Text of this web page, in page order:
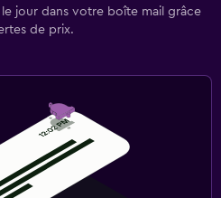
le jour dans votre boîte mail grâce
de prix.